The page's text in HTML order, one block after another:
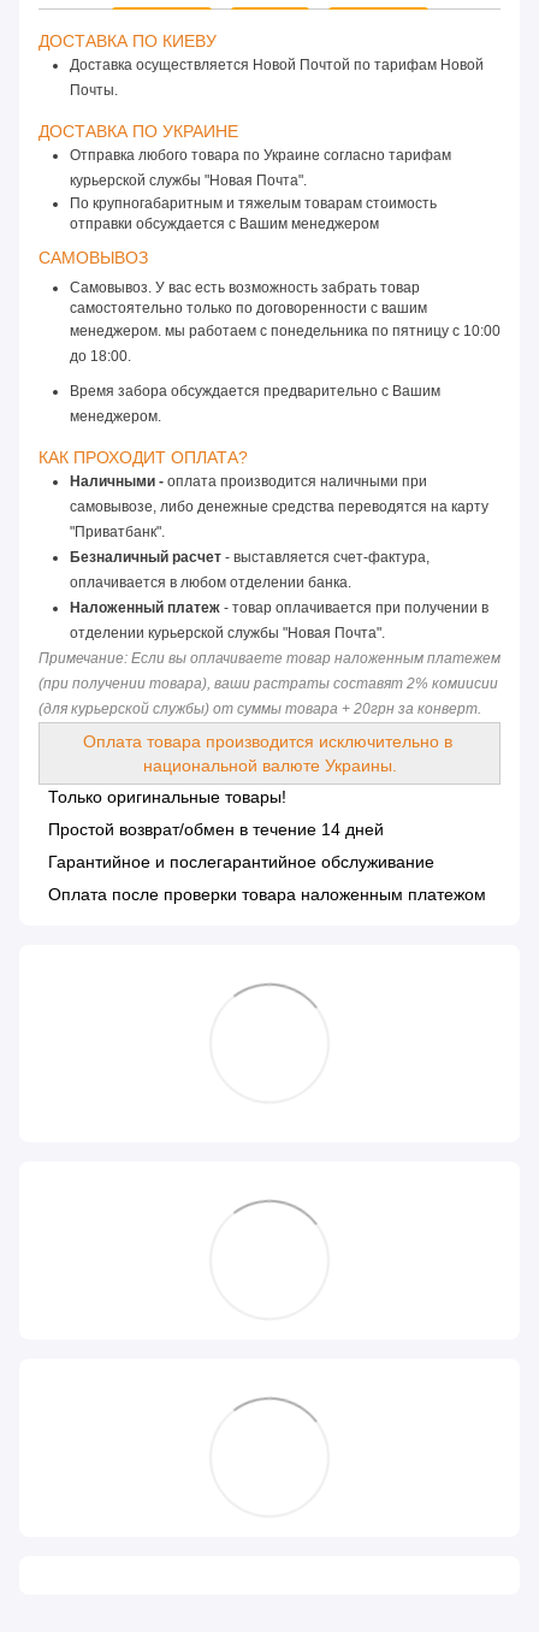
ДОСТАВКА ПО КИЕВУ
Доставка осуществляется Новой Почтой по тарифам Новой
Почты.
ДОСТАВКА ПО УКРАИНЕ
Отправка любого товара по Украине согласно тарифам
курьерской службы "Новая Почта".
По крупногабаритным и тяжелым товарам стоимость
отправки обсуждается с Вашим менеджером
САМОВЫВОЗ
Самовывоз. У вас есть возможность забрать товар
самостоятельно только по договоренности с вашим
менеджером. мы работаем с понедельника по пятницу с 10:00
до 18:00.
Время забора обсуждается предварительно с Вашим
менеджером.
КАК ПРОХОДИТ ОПЛАТА?
Наличными - оплата производится наличными при
самовывозе, либо денежные средства переводятся на карту
"Приватбанк".
Безналичный расчет - выставляется счет-фактура,
оплачивается в любом отделении банка.
Наложенный платеж - товар оплачивается при получении в
отделении курьерской службы "Новая Почта".
Примечание: Если вы оплачиваете товар наложенным платежем
(при получении товара), ваши растраты составят 2% комиисии
(для курьерской службы) от суммы товара + 20грн за конверт.
Оплата товара производится исключительно в
национальной валюте Украины.
Только оригинальные товары!
Простой возврат/обмен в течение 14 дней
Гарантийное и послегарантийное обслуживание
Оплата после проверки товара наложенным платежом